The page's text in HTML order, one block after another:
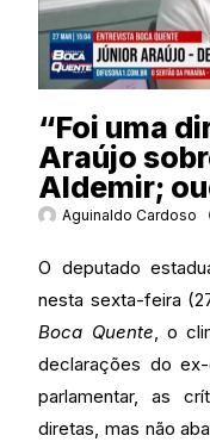
“Foi uma
Araújo
Aldemir;
Aguinaldo Cardoso
O deputado
nesta sexta-feira
Boca Quente, o
declarações do
parlamentar, as
diretas, mas não